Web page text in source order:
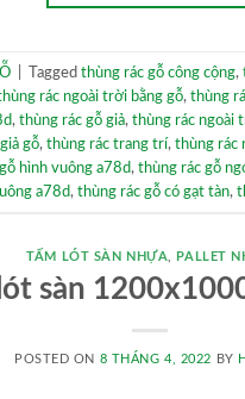
Tagged thùng rác gỗ công cộng,
rác ngoài trời bằng gỗ, thùng
, thùng rác gỗ giả, thùng rác ngoài
gỗ, thùng rác trang trí, thùng rác
hình vuông a78d, thùng rác gỗ
a78d, thùng rác gỗ có gạt tàn,
TẤM LÓT SÀN NHỰA, PALLET
sàn
POSTED ON 8 THÁNG 4, 2022 BY